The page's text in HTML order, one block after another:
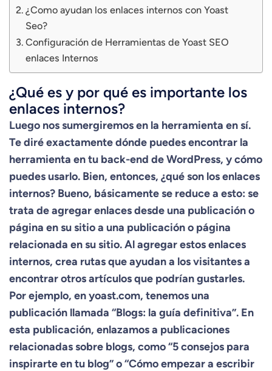
¿Como ayudan los enlaces internos con Yoast
Seo?
Configuración de Herramientas de Yoast SEO
enlaces Internos
¿Qué es y por qué es importante los
enlaces internos?
Luego nos sumergiremos en la herramienta en sí.
Te diré exactamente dónde puedes encontrar la
herramienta en tu back-end de WordPress, y cómo
puedes usarlo. Bien, entonces, ¿qué son los enlaces
internos? Bueno, básicamente se reduce a esto: se
trata de agregar enlaces desde una publicación o
página en su sitio a una publicación o página
relacionada en su sitio. Al agregar estos enlaces
internos, crea rutas que ayudan a los visitantes a
encontrar otros artículos que podrían gustarles.
Por ejemplo, en yoast.com, tenemos una
publicación llamada “Blogs: la guía definitiva”. En
esta publicación, enlazamos a publicaciones
relacionadas sobre blogs, como “5 consejos para
inspirarte en tu blog” o “Cómo empezar a escribir